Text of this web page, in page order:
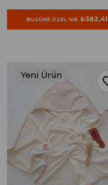
BUGÜNE ÖZEL %15 ₺382,41
Yeni Ürün